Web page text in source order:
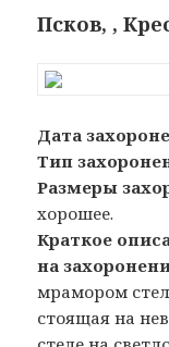
Псков, ,
Дата
Тип
Размеры
хорошее.
Краткое
на
мрамором
стоящая на